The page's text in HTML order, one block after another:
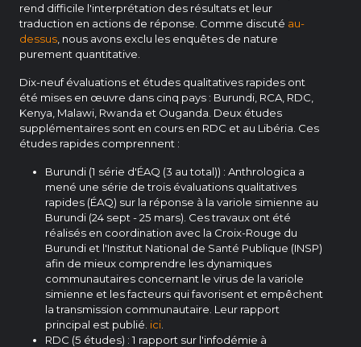
rend difficile l'interprétation des résultats et leur
traduction en actions de réponse. Comme discuté au-
dessus , nous avons exclu les enquêtes de nature
purement quantitative.
Dix-neuf évaluations et études qualitatives rapides ont
été mises en œuvre dans cinq pays : Burundi, RCA, RDC,
Kenya, Malawi, Rwanda et Ouganda. Deux études
supplémentaires sont en cours en RDC et au Libéria. Ces
études rapides comprennent :
Burundi (1 série d'ÉAQ (3 au total)) : Anthrologica a
mené une série de trois évaluations qualitatives
rapides (ÉAQ) sur la réponse à la variole simienne au
Burundi (24 sept - 25 mars). Ces travaux ont été
réalisés en coordination avec la Croix-Rouge du
Burundi et l'Institut National de Santé Publique (INSP)
afin de mieux comprendre les dynamiques
communautaires concernant le virus de la variole
simienne et les facteurs qui favorisent et empêchent
la transmission communautaire. Leur rapport
principal est publié. ici
RDC (5 études) : 1 rapport sur l'infodémie à